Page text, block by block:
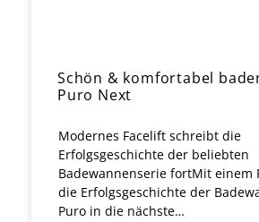
Schön & komfortabel
Puro Next
Modernes Facelift schreibt die
Erfolgsgeschichte der beliebten
Badewannenserie fortMit einem
die Erfolgsgeschichte der
Puro in die nächste…